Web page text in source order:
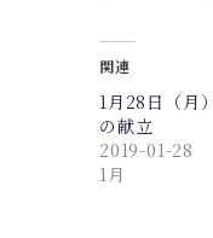
関連
1月28日（月
の献立
2019-01-28
1月